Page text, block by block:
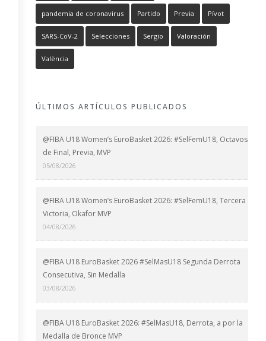
pandemia de coronavirus Partido Previa Pívot
SARS-CoV-2 Selecciones Sergio Valoración
València
ÚLTIMOS ARTÍCULOS PUBLICADOS
@FIBA U18 Women’s EuroBasket 2026: #SelFemU18, Octavos
de Final, Previa, MVP
05/08/2026
@FIBA U18 Women’s EuroBasket 2026: #SelFemU18, Tercera
Victoria, Okafor MVP
04/08/2026
@FIBA U18 EuroBasket 2026 #SelMasU18 Segunda Derrota
Consecutiva, Sin Medalla
03/08/2026
@FIBA U18 EuroBasket 2026: #SelMasU18, Derrota, a por la
Medalla de Bronce MVP